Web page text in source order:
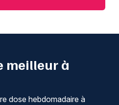
meilleur à
dose hebdomadaire à